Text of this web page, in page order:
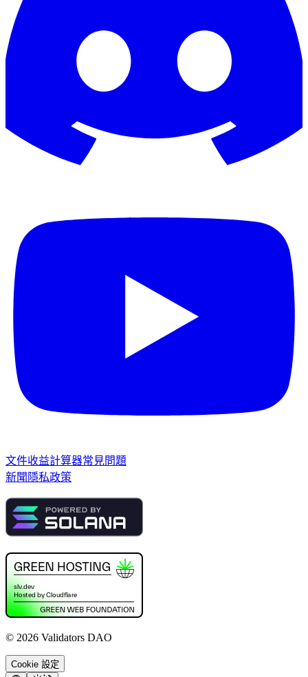
文件收益計算器常見問題
新聞 隱私政策
© 2026 Validators DAO
Cookie 設定